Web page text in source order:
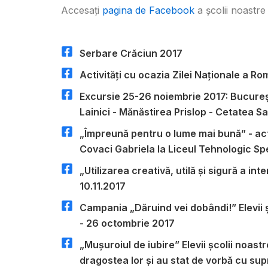
Accesați pagina de Facebook a școlii
Serbare Crăciun 2017
Activități cu ocazia Zilei Naționale a
Excursie 25-26 noiembrie 2017:
Lainici - Mănăstirea Prislop - Cetatea
„Împreună pentru o lume mai bună” -
Covaci Gabriela la Liceul Tehnologic
„Utilizarea creativă, utilă și sigură a
10.11.2017
Campania „Dăruind vei dobândi!”
- 26 octombrie 2017
„Mușuroiul de iubire” Elevii școlii
dragostea lor și au stat de vorbă cu